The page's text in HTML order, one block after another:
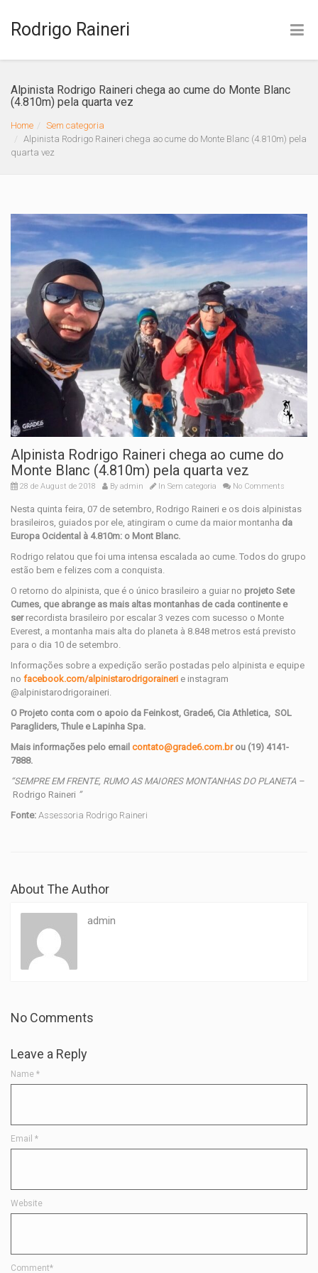
Rodrigo Raineri
Alpinista Rodrigo Raineri chega ao cume do Monte Blanc
(4.810m) pela quarta vez
Home
Sem categoria
Alpinista Rodrigo Raineri chega ao cume do Monte Blanc (4.810m) pela
quarta vez
Alpinista Rodrigo Raineri chega ao cume do
Monte Blanc (4.810m) pela quarta vez
28 de August de 2018 By admin In Sem categoria No Comments
Nesta quinta feira, 07 de setembro, Rodrigo Raineri e os dois alpinistas
brasileiros, guiados por ele, atingiram o cume da maior montanha da
Europa Ocidental à 4.810m: o Mont Blanc.
Rodrigo relatou que foi uma intensa escalada ao cume. Todos do grupo
estão bem e felizes com a conquista.
O retorno do alpinista, que é o único brasileiro a guiar no projeto Sete
Cumes, que abrange as mais altas montanhas de cada continente e
serrecordista brasileiro por escalar 3 vezes com sucesso o Monte
Everest, a montanha mais alta do planeta à 8.848 metros está previsto
para o dia 10 de setembro.
Informações sobre a expedição serão postadas pelo alpinista e equipe
no facebook.com/alpinistarodrigoraineri e instagram
@alpinistarodrigoraineri.
O Projeto conta com o apoio da Feinkost, Grade6, Cia Athletica, SOL
Paragliders, Thule e Lapinha Spa.
Mais informações pelo email contato@grade6.com.brou (19) 4141-
7888.
“SEMPRE EM FRENTE, RUMO AS MAIORES MONTANHAS DO PLANETA –
Rodrigo Raineri ”
Fonte: Assessoria Rodrigo Raineri
About The Author
admin
No Comments
Leave a Reply
Name *
Email *
Website
Comment*